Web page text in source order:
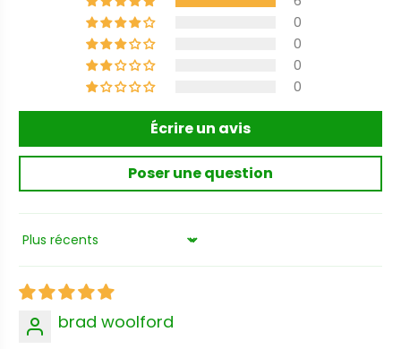
0
0
0
0
Écrire un avis
Poser une question
Sort by
brad woolford